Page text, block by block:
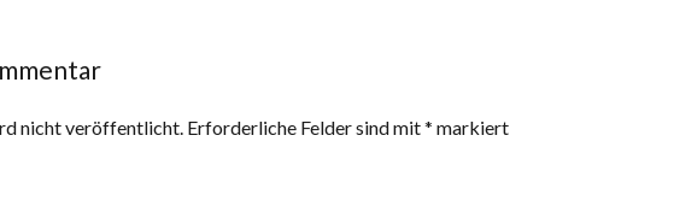
nicht veröffentlicht. Erforderliche Felder sind mit* markiert